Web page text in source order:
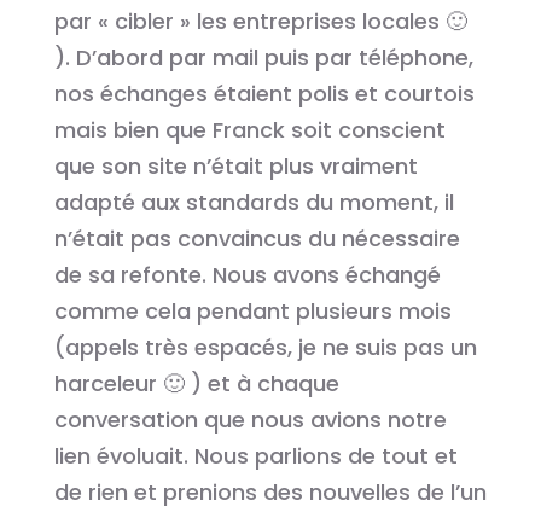
par « cibler » les entreprises locales 🙂
). D’abord par mail puis par téléphone,
nos échanges étaient polis et courtois
mais bien que Franck soit conscient
que son site n’était plus vraiment
adapté aux standards du moment, il
n’était pas convaincus du nécessaire
de sa refonte. Nous avons échangé
comme cela pendant plusieurs mois
(appels très espacés, je ne suis pas un
harceleur 🙂 ) et à chaque
conversation que nous avions notre
lien évoluait. Nous parlions de tout et
de rien et prenions des nouvelles de l’un